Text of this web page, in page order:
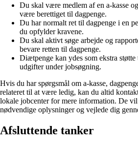
Du skal være medlem af en a-kasse
være berettiget til dagpenge.
Du har normalt ret til dagpenge i en
du opfylder kravene.
Du skal aktivt søge arbejde og
bevare retten til dagpenge.
Diætpenge kan ydes som ekstra
udgifter under jobsøgning.
Hvis du har spørgsmål om a-kasse,
relateret til at være ledig, kan du altid
lokale jobcenter for mere information. De
nødvendige oplysninger og vejlede dig
Afsluttende tanker